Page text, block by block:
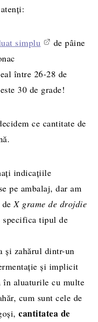
simplu
de pâine
între 26-28 de
30 de grade!
ce cantitate de
indicațiile
pe ambalaj, dar am
deX grame de drojdie
specifica tipul de
și zahărul dintr-un
și implicit
în aluaturile cu multe
cum sunt cele de
cantitatea de